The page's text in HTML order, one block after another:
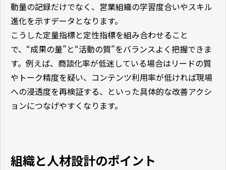
動量の記録だけでなく、営業組織の学習度合いやスキル
進化を示すデータとなります。
こうした定量指標と定性指標を組み合わせること
で、“成果の量”と“活動の質”をバランスよく把握できま
す。例えば、商談化率が低迷している場合はリードの質
やトーク精度を疑い、コンテンツ利用率が低ければ現場
への浸透度を再検証する、といった具体的な改善アクシ
ョンにつなげやすくなります。
組織と人材設計のポイント